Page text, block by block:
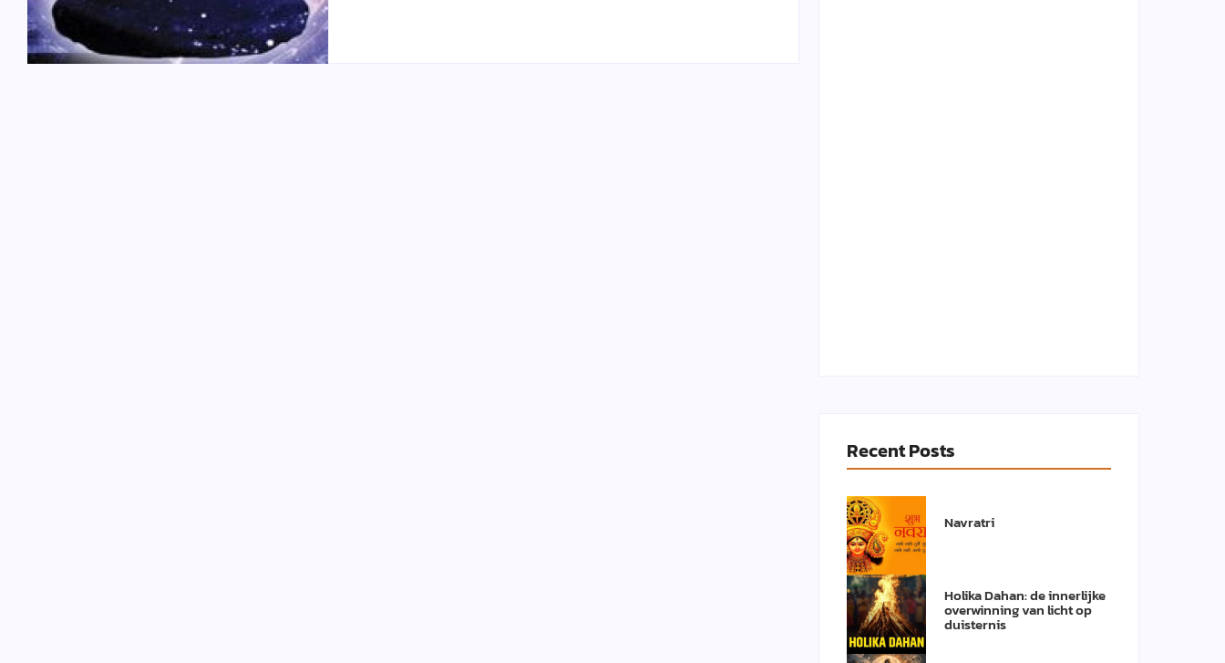
Recent Posts
Navratri
Holika Dahan: de innerlijke
overwinning van licht op
duisternis